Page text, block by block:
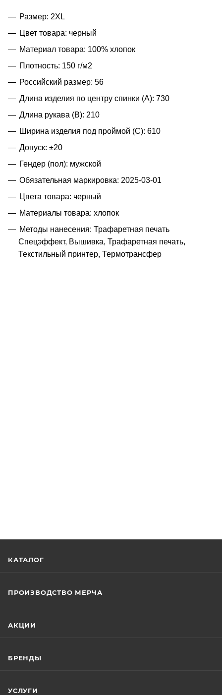
Размер: 2XL
Цвет товара: черный
Материал товара: 100% хлопок
Плотность: 150 г/м2
Российский размер: 56
Длина изделия по центру спинки (A): 730
Длина рукава (B): 210
Ширина изделия под проймой (С): 610
Допуск: ±20
Гендер (пол): мужской
Обязательная маркировка: 2025-03-01
Цвета товара: черный
Материалы товара: хлопок
Методы нанесения: Трафаретная печать
Спецэффект, Вышивка, Трафаретная печать,
Текстильный принтер, Термотрансфер
КАТАЛОГ
ПРОИЗВОДСТВО МЕРЧА
АКЦИИ
БРЕНДЫ
УСЛУГИ